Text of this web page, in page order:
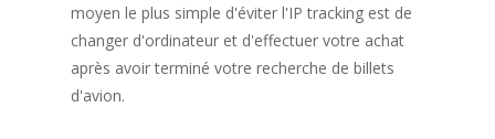
moyen le plus simple d'éviter l'IP tracking est de
changer d'ordinateur et d'effectuer votre achat
après avoir terminé votre recherche de billets
d'avion.